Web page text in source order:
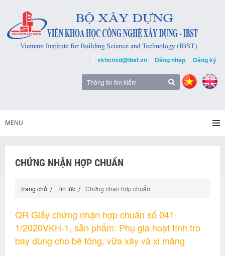
vkhcnxd@ibst.vn Đăng nhập Đăng ký
MENU
CHỨNG NHẬN HỢP CHUẨN
Trang chủ Tin tức Chứng nhận hợp chuẩn
QR Giấy chứng nhận hợp chuẩn số 041-
1/2020VKH-1, sản phẩm: Phụ gia hoạt tính tro
bay dùng cho bê tông, vữa xây và xi măng